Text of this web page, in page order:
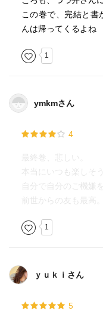
この巻で、完結と
んは帰ってくるよね
1
ymkmさん
4
最終巻、悲しい。
本当にいつも楽しそ
自分で自分のご機嫌
前世からの友も最高。
1
ｙｕｋｉさん
5